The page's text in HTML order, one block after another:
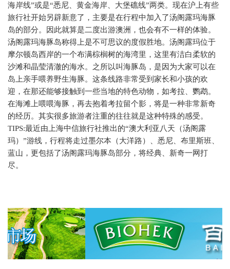
海岸线”或是“悉尼、黄金海岸、大堡礁线”两类。现在沪上有些
旅行社开始另辟新意了，主要是在行程中加入了汤阁露玛海豚
岛的部分。因此就算是二度出游澳洲，也会有不一样的体验。
汤阁露玛海豚岛称得上是不可思议的度假胜地。汤阁露玛位于
摩尔顿岛西岸的一个布满棕榈树的海湾里，这里有洁白柔软的
沙滩和晶莹清澈的海水。之所以叫海豚岛，是因为大家可以在
岛上亲手喂养野生海豚。这条线路非常受到家长和小孩的欢
迎，在那还能够接触到一些当地的特色动物，如考拉、鹦鹉。
在海滩上喂喂海豚，再去抱着考拉留个影，将是一种非常新奇
的经历。其实很多旅游者注重的往往就是这种特殊的感受。
TIPS:最近由上海中信旅行社推出的“澳大利亚八天（汤阁露
玛）”游线，行程将走过墨尔本（大洋路）、悉尼、布里斯班、
蓝山，更包括了汤阁露玛海豚岛部分，将经典、新奇一网打
尽。